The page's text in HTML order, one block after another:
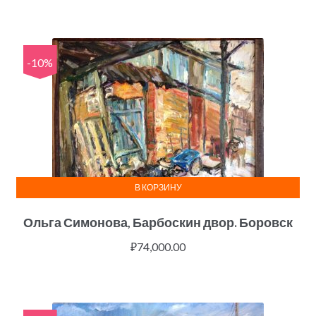
-10%
Ольга Симонова, Барбоскин двор. Боровск
₽74,000.00
В КОРЗИНУ